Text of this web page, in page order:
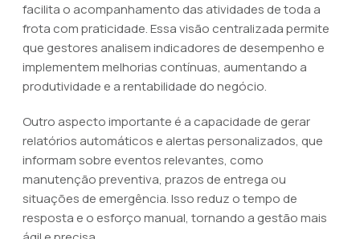
facilita o acompanhamento das atividades de toda a
frota com praticidade. Essa visão centralizada permite
que gestores analisem indicadores de desempenho e
implementem melhorias contínuas, aumentando a
produtividade e a rentabilidade do negócio.
Outro aspecto importante é a capacidade de gerar
relatórios automáticos e alertas personalizados, que
informam sobre eventos relevantes, como
manutenção preventiva, prazos de entrega ou
situações de emergência. Isso reduz o tempo de
resposta e o esforço manual, tornando a gestão mais